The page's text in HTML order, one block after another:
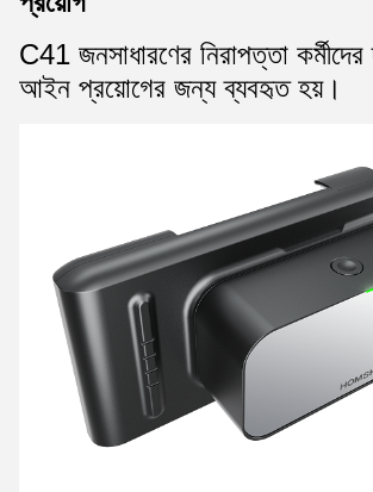
C41 জনসাধারণের নিরাপত্তা কর্মীদের
আইন প্রয়োগের জন্য ব্যবহৃত হয়।